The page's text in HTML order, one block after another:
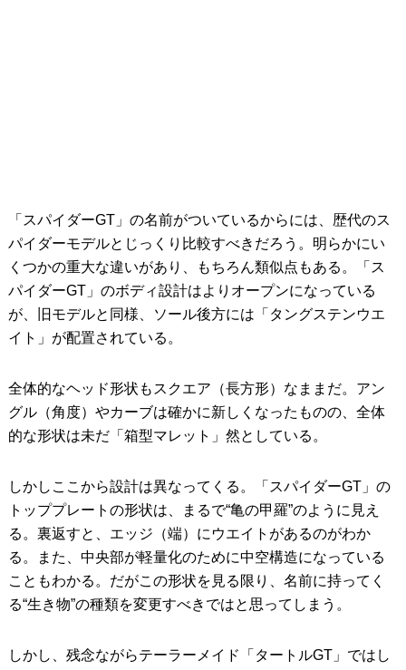
「スパイダーGT」の名前がついているからには、歴代のス
パイダーモデルとじっくり比較すべきだろう。明らかにい
くつかの重大な違いがあり、もちろん類似点もある。「ス
パイダーGT」のボディ設計はよりオープンになっている
が、旧モデルと同様、ソール後方には「タングステンウエ
イト」が配置されている。
全体的なヘッド形状もスクエア（長方形）なままだ。アン
グル（角度）やカーブは確かに新しくなったものの、全体
的な形状は未だ「箱型マレット」然としている。
しかしここから設計は異なってくる。「スパイダーGT」の
トッププレートの形状は、まるで“亀の甲羅”のように見え
る。裏返すと、エッジ（端）にウエイトがあるのがわか
る。また、中央部が軽量化のために中空構造になっている
こともわかる。だがこの形状を見る限り、名前に持ってく
る“生き物”の種類を変更すべきではと思ってしまう。
しかし、残念ながらテーラーメイド「タートルGT」ではし